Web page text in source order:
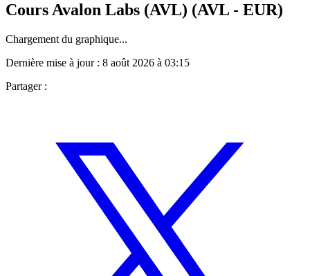
Cours Avalon Labs (AVL) (AVL - EUR)
Chargement du graphique...
Dernière mise à jour : 8 août 2026 à 03:15
Partager :